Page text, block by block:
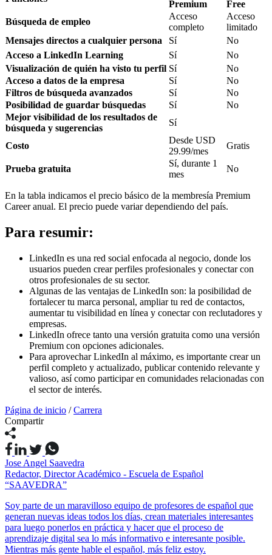
Premium
Free
Búsqueda de empleo
Acceso
completo
Acceso
limitado
Mensajes directos a cualquier persona
Sí
No
Acceso a LinkedIn Learning
Sí
No
Visualización de quién ha visto tu perfil Sí
No
Acceso a datos de la empresa
Sí
No
Filtros de búsqueda avanzados
Sí
No
Posibilidad de guardar búsquedas
Sí
No
Mejor visibilidad de los resultados de
búsqueda y sugerencias
Sí
Costo
Desde USD
29.99/mes
Gratis
Prueba gratuita
Sí, durante 1
mes
No
En la tabla indicamos el precio básico de la membresía Premium
Career anual. El precio puede variar dependiendo del país.
Para resumir:
LinkedIn es una red social enfocada al negocio, donde los
usuarios pueden crear perfiles profesionales y conectar con
otros profesionales de su sector.
Algunas de las ventajas de LinkedIn son: la posibilidad de
fortalecer tu marca personal, ampliar tu red de contactos,
aumentar tu visibilidad en línea y conectar con reclutadores y
empresas.
LinkedIn ofrece tanto una versión gratuita como una versión
Premium con opciones adicionales.
Para aprovechar LinkedIn al máximo, es importante crear un
perfil completo y actualizado, publicar contenido relevante y
valioso, así como participar en comunidades relacionadas con
el sector de interés.
Página de inicio / Carrera
Compartir
Jose Angel Saavedra
Redactor, Director Académico - Escuela de Español
“SAAVEDRA”
Soy parte de un maravilloso equipo de profesores de español que
generan nuevas ideas todos los días, crean materiales interesantes
para luego ponerlos en práctica y hacer que el proceso de
aprendizaje digital sea lo más informativo e interesante posible.
Mientras más gente hable el español, más feliz estoy.